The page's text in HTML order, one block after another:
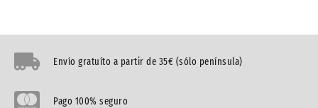
Envío gratuíto a partir de 35€ (sólo península)
Pago 100% seguro